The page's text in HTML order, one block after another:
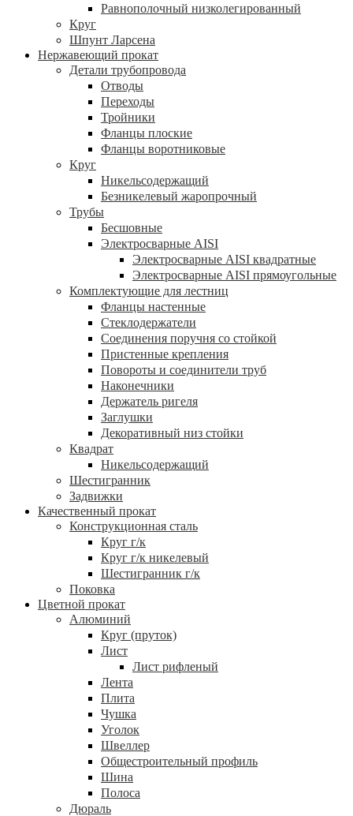
Равнополочный низколегированный
Круг
Шпунт Ларсена
Нержавеющий прокат
Детали трубопровода
Отводы
Переходы
Тройники
Фланцы плоские
Фланцы воротниковые
Круг
Никельсодержащий
Безникелевый жаропрочный
Трубы
Бесшовные
Электросварные AISI
Электросварные AISI квадратные
Электросварные AISI прямоугольные
Комплектующие для лестниц
Фланцы настенные
Стеклодержатели
Соединения поручня со стойкой
Пристенные крепления
Повороты и соединители труб
Наконечники
Держатель ригеля
Заглушки
Декоративный низ стойки
Квадрат
Никельсодержащий
Шестигранник
Задвижки
Качественный прокат
Конструкционная сталь
Круг г/к
Круг г/к никелевый
Шестигранник г/к
Поковка
Цветной прокат
Алюминий
Круг (пруток)
Лист
Лист рифленый
Лента
Плита
Чушка
Уголок
Швеллер
Общестроительный профиль
Шина
Полоса
Дюраль